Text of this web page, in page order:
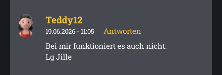
Teddy12
19.06.2026 - 11:05
Antworten
Bei mir funktioniert es auch nicht.
Lg Jille